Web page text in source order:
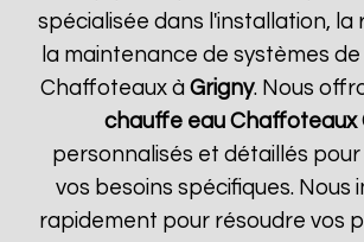
spécialisée dans l'installation,
la maintenance de systèmes
Chaffoteaux àGrigny. Nous
chauffe eau Chaffoteaux
personnalisés et détaillés
vos besoins spécifiques. Nous
rapidement pour résoudre vos